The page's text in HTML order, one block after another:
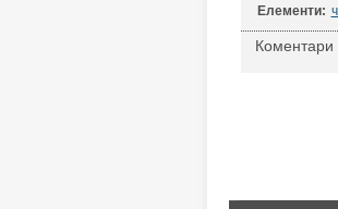
Елементи:
Коментари